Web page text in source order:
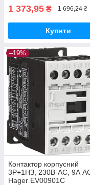
1 373,95 ₴ 1 696,24 ₴
Купити
–19%
Контактор корпусний
3P+1НЗ, 230В-АС, 9А
Hager EV00901C